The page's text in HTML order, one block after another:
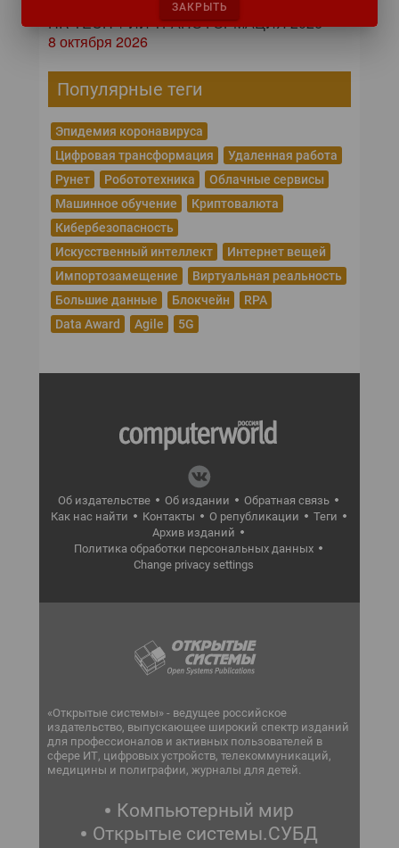
HR TECH + ИИ ТРАНСФОРМАЦИЯ 2026
8 октября 2026
Популярные теги
Эпидемия коронавируса
Цифровая трансформация
Удаленная работа
Рунет
Робототехника
Облачные сервисы
Машинное обучение
Криптовалюта
Кибербезопасность
Искусственный интеллект
Интернет вещей
Импортозамещение
Виртуальная реальность
Большие данные
Блокчейн
RPA
Data Award
Agile 5G
Об издательстве Об издании
Обратная связь
Как нас найти
Контакты О републикации
Теги
Архив изданий
Политика обработки персональных данных
Change privacy settings
«Открытые системы» - ведущее российское
издательство, выпускающее широкий спектр изданий
для профессионалов и активных пользователей в
сфере ИТ, цифровых устройств, телекоммуникаций,
медицины и полиграфии, журналы для детей.
Компьютерный мир
Открытые системы.СУБД
ЗАКРЫТЬ